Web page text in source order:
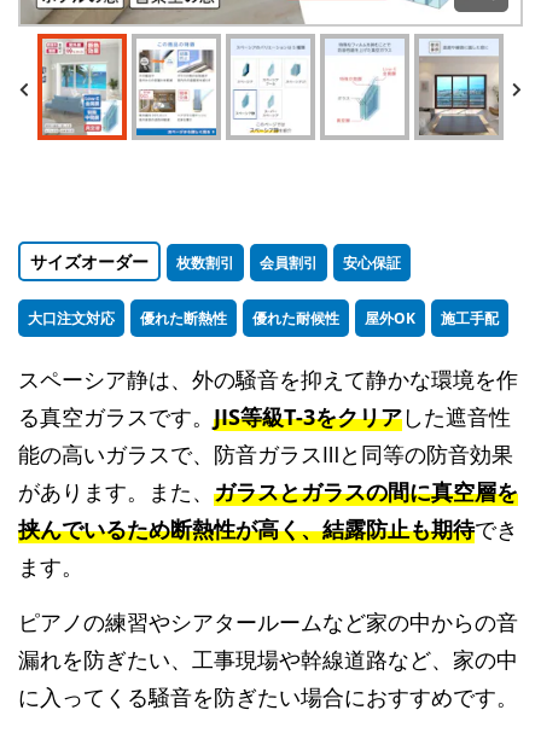
サイズオーダー 枚数割引 会員割引 安心保証
大口注文対応 優れた断熱性 優れた耐候性 屋外OK 施工手配
スペーシア静は、外の騒音を抑えて静かな環境を作
る真空ガラスです。 JIS等級T-3をクリアした遮音性
能の高いガラスで、防音ガラスⅢと同等の防音効果
があります。また、 ガラスとガラスの間に真空層を
挟んでいるため断熱性が高く、結露防止も期待でき
ます。
ピアノの練習やシアタールームなど家の中からの音
漏れを防ぎたい、工事現場や幹線道路など、家の中
に入ってくる騒音を防ぎたい場合におすすめです。